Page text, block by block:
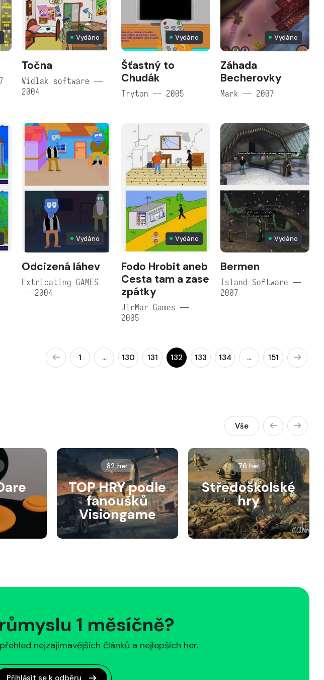
Vydáno
Točna
Widlak software —
2004
Vydáno
Šťastný to
Chudák
Tryton — 2005
Vydáno
Záhada
Becherovky
Mark — 2007
Vydáno
Odcizená láhev
Extricating GAMES
— 2004
Vydáno
Fodo Hrobit aneb
Cesta tam a zase
zpátky
JirMar Games —
2005
Vydáno
Bermen
Island Software —
2007
1 … 130 131 132 133 134 … 151
Vše
82 her
TOP HRY podle
fanoušků
Visiongame
76 her
Středoškolské
hry
1 měsíčně?
nejzajímavějších článků a nejlepších her.